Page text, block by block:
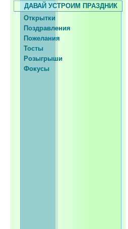
ДАВАЙ УСТРОИМ ПРАЗДНИК
Открытки
Поздравления
Пожелания
Тосты
Розыгрыши
Фокусы